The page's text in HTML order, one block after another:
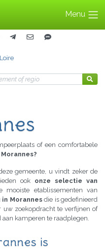
Menu
of een comfortabele
gemeente, u vindt zeker de
ook onze selectie van
mooiste etablissementen van
in Morannesdie is gedefinieerd
uw zoekopdracht te verfijnen of
kamperen te raadplegen.
is